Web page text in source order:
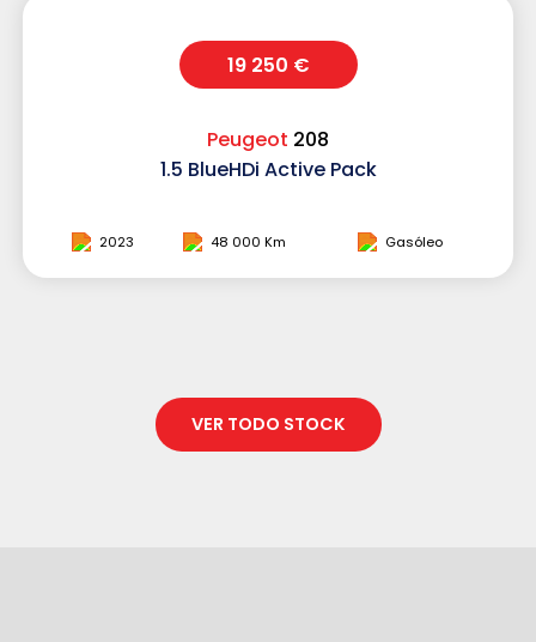
19 250 €
Peugeot 208
1.5 BlueHDi Active Pack
2023 48 000 Km Gasóleo
VER TODO STOCK